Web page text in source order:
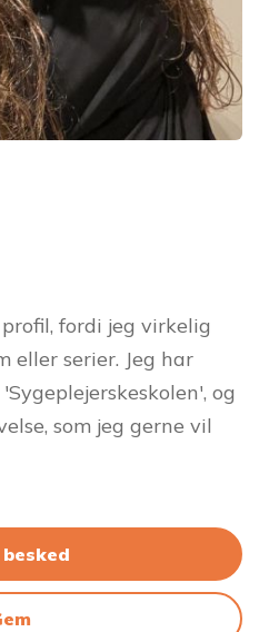
fordi jeg virkelig
eller serier. Jeg har
og
som jeg gerne vil